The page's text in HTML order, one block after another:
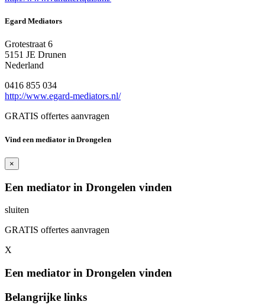
Egard Mediators
Grotestraat 6
5151 JE Drunen
Nederland
0416 855 034
http://www.egard-mediators.nl/
GRATIS offertes aanvragen
Vind een mediator in Drongelen
×
Een mediator in Drongelen vinden
sluiten
GRATIS offertes aanvragen
X
Een mediator in Drongelen vinden
Belangrijke links